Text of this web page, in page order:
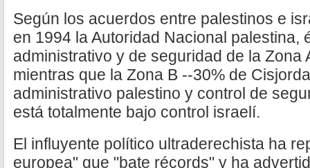
Según los acuerdos entre palestinos e
en 1994 la Autoridad Nacional palestina,
administrativo y de seguridad de la Zona
mientras que la Zona B --30% de
administrativo palestino y control de
está totalmente bajo control israelí.
El influyente político ultraderechista ha
europea" que "bate récords" y ha